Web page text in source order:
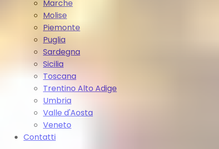
Marche
Molise
Piemonte
Puglia
Sardegna
Sicilia
Toscana
Trentino Alto Adige
Umbria
Valle d'Aosta
Veneto
Contatti